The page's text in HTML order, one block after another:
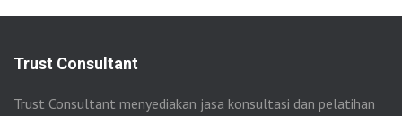
Trust Consultant
Trust Consultant menyediakan jasa konsultasi dan pelatihan